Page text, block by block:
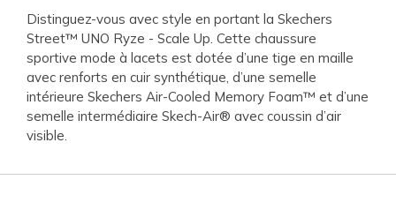
Distinguez-vous avec style en portant la Skechers
Street™ UNO Ryze - Scale Up. Cette chaussure
sportive mode à lacets est dotée d’une tige en maille
avec renforts en cuir synthétique, d’une semelle
intérieure Skechers Air-Cooled Memory Foam™ et d’une
semelle intermédiaire Skech-Air® avec coussin d’air
visible.